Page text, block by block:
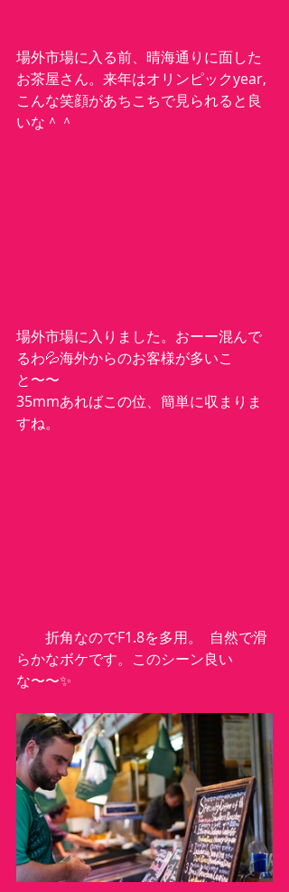
場外市場に入る前、晴海通りに面した
お茶屋さん。来年はオリンピックyear,
こんな笑顔があちこちで見られると良
いな＾＾
場外市場に入りました。おーー混んで
るわ💦海外からのお客様が多いこ
と〜〜
35mmあればこの位、簡単に収まりま
すね。
折角なのでF1.8を多用。  自然で滑
らかなボケです。このシーン良い
な〜〜✨